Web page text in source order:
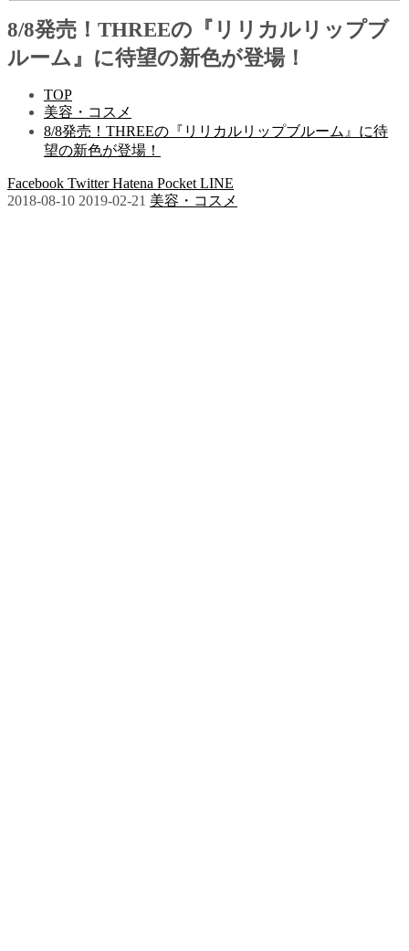
8/8発売！THREEの『リリカルリップブ
ルーム』に待望の新色が登場！
TOP
美容・コスメ
8/8発売！THREEの『リリカルリップブルーム』に待
望の新色が登場！
Facebook TwitterHatena Pocket LINE
2018-08-10 2019-02-21 美容・コスメ